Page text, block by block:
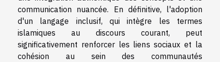
communication nuancée. En définitive, l'adoption
d'un langage inclusif, qui intègre les termes
islamiques au discours courant, peut
significativement renforcer les liens sociaux et la
cohésion au sein des communautés